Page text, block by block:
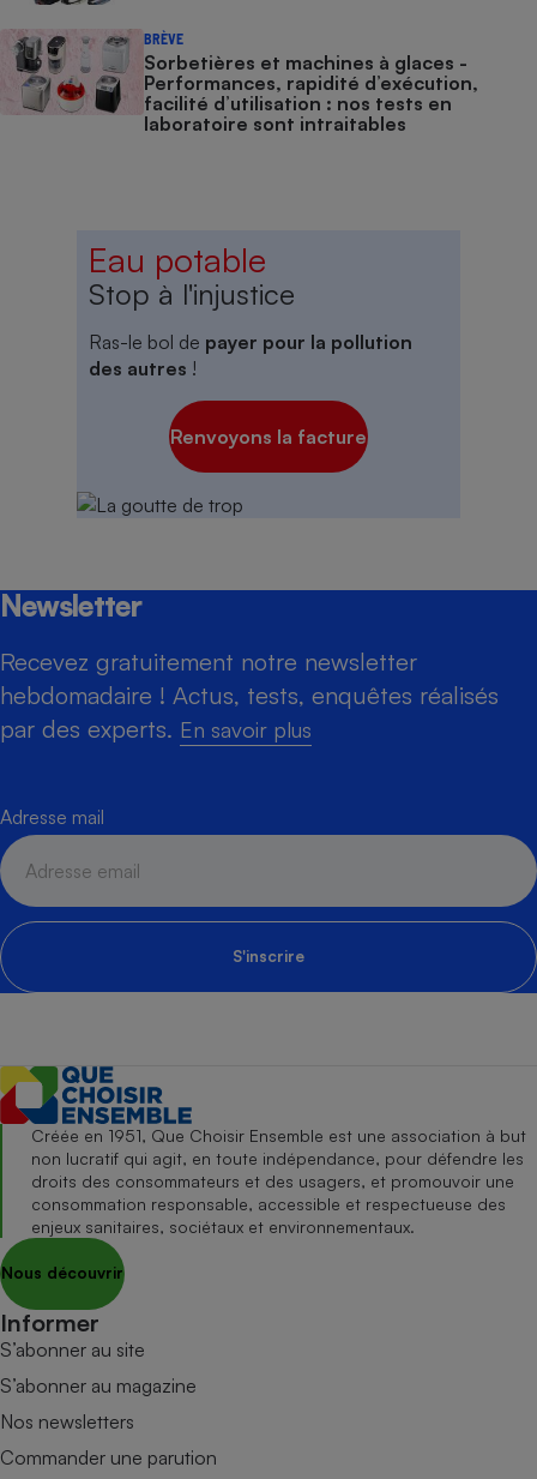
BRÈVE
Sorbetières et machines à glaces​​​​​​ -
Performances, rapidité d’exécution,
facilité d’utilisation : nos tests en
laboratoire sont intraitables
Eau potable
Stop à l'injustice
Ras-le bol de payer pour la pollution
des autres !
Renvoyons la facture
Newsletter
Recevez gratuitement notre newsletter
hebdomadaire ! Actus, tests, enquêtes réalisés
par des experts. En savoir plus
Adresse mail
S'inscrire
Créée en 1951, Que Choisir Ensemble est une association à but
non lucratif qui agit, en toute indépendance, pour défendre les
droits des consommateurs et des usagers, et promouvoir une
consommation responsable, accessible et respectueuse des
enjeux sanitaires, sociétaux et environnementaux.
Nous découvrir
Informer
S’abonner au site
S’abonner au magazine
Nos newsletters
Commander une parution